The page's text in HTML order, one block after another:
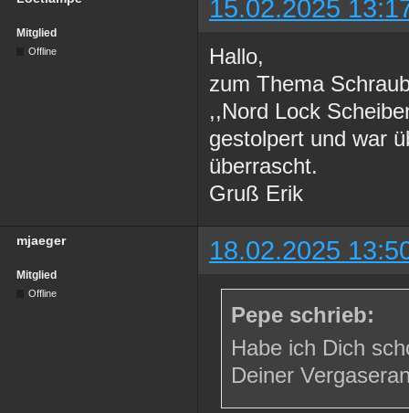
15.02.2025
Mitglied
Offline
Hallo,
zum Thema
,,Nord Lock
gestolpert und war
überrascht.
Gruß Erik
mjaeger 18.02.2025
Mitglied
Offline
Pepe schrieb:
Habe ich Dich
Deiner